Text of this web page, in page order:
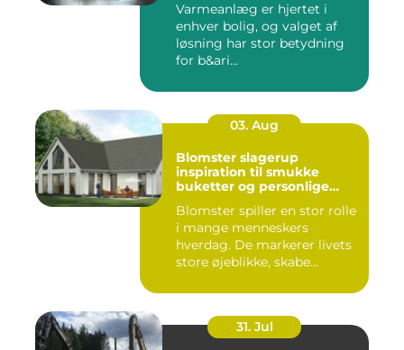
Varmeanlæg er hjertet i
enhver bolig, og valget af
løsning har stor betydning
for b&ari...
03. Aug
Blomster slagerup
inspiration til smukke
buketter og personlige
Blomster spiller en stor rolle
i mange menneskers
hverdag. De markerer livets
store øjeblikke, skabe...
31. Jul